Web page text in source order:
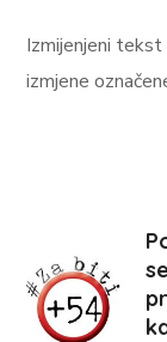
Izmijenjeni
izmjene